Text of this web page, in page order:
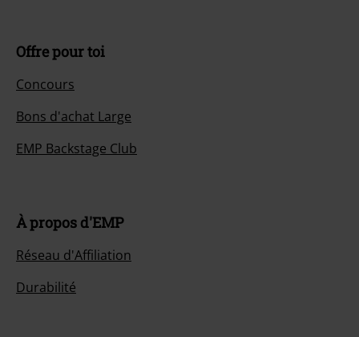
Offre pour toi
Concours
Bons d'achat Large
EMP Backstage Club
À propos d'EMP
Réseau d'Affiliation
Durabilité